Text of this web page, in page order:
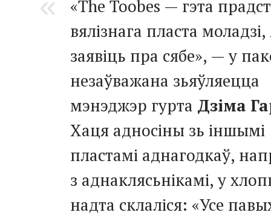
«The Toobes — гэта
вялізнага пласта моладзі,
заявіць пра сябе», — у
незаўважана зьяўляецца
мэнэджэр гурта Дзіма
Хаця адносіны зь іншымі
пластамі аднагодкаў,
з аднаклясьнікамі, у
надта склаліся: «Усе